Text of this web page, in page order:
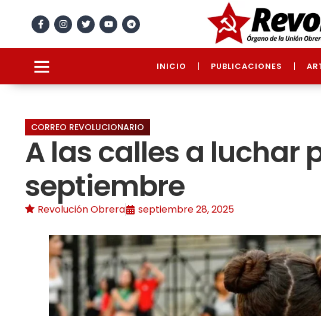
INICIO PUBLICACIONES
CORREO REVOLUCIONARIO
A las calles a luchar
septiembre
Revolución Obrera septiembre 28, 2025